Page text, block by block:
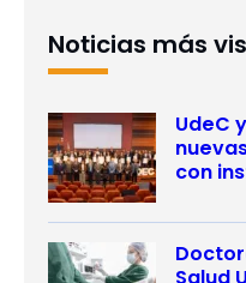
Noticias más
UdeC
con